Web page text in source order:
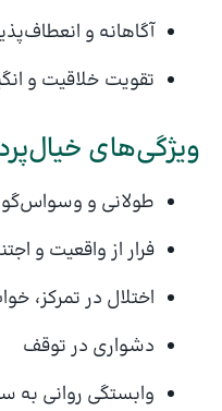
آگاهانه و
تقویت خلاقیت و
ویژگی‌های
طولانی و
فرار از واقعیت و
اختلال در تمرکز،
دشواری در توقف
وابستگی روانی به